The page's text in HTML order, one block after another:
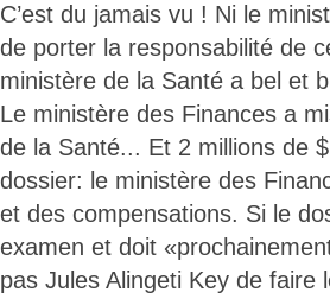
C’est du jamais vu ! Ni le
de porter la responsabilité de
ministère de la Santé a bel et
Le ministère des Finances a
de la Santé... Et 2 millions de
dossier: le ministère des
et des compensations. Si le
examen et doit
pas Jules Alingeti Key de